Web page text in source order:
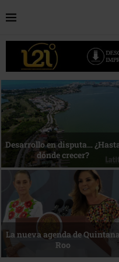
Bottega, un viaje servido a la
mesa
Reconocimiento de viajeros